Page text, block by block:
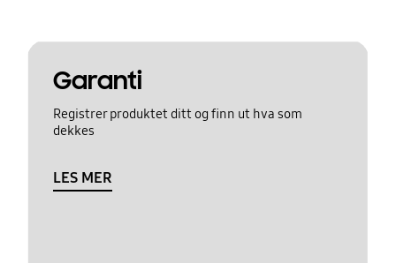
Garanti
Registrer produktet ditt og finn ut hva som
dekkes
LES MER